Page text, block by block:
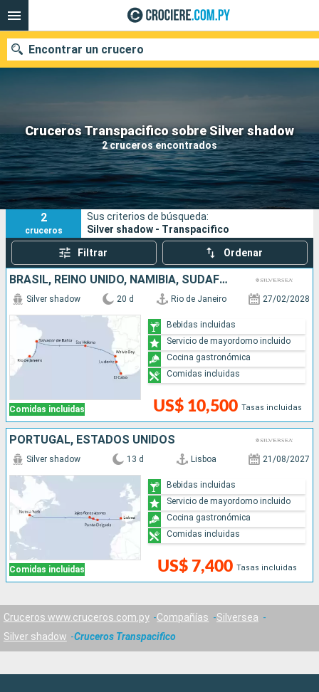
Cruceros Transpacifico sobre Silver shadow
2 cruceros encontrados
Encontrar un crucero
Nuestros destinos
Fecha de salida
Puertos Compañías
Buscar
2
cruceros
Sus criterios de búsqueda:
Silver shadow - Transpacifico
Filtrar Ordenar
BRASIL, REINO UNIDO, NAMIBIA, SUDAFRICA
Comidas incluidas
Silver shadow 20 d Rio de Janeiro 27/02/2028
US$ 10,500 Tasas incluidas
Bebidas incluidas
Servicio de mayordomo incluido
Cocina gastronómica
Comidas incluidas
PORTUGAL, ESTADOS UNIDOS
Comidas incluidas
Silver shadow 13 d Lisboa 21/08/2027
US$ 7,400 Tasas incluidas
Bebidas incluidas
Servicio de mayordomo incluido
Cocina gastronómica
Comidas incluidas
Cruceros www.cruceros.com.py Compañías
Silversea
Silver shadow
Cruceros Transpacifico